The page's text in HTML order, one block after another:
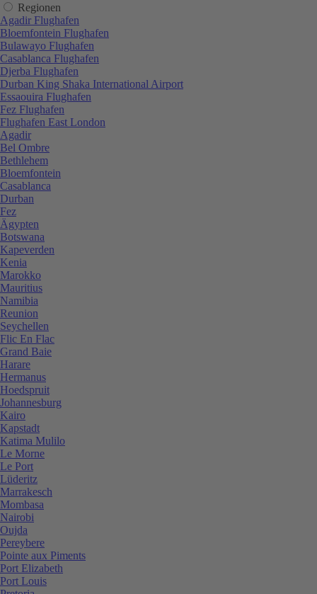
Regionen
Agadir Flughafen
Bloemfontein Flughafen
Bulawayo Flughafen
Casablanca Flughafen
Djerba Flughafen
Durban King Shaka International Airport
Essaouira Flughafen
Fez Flughafen
Flughafen East London
Agadir
Bel Ombre
Bethlehem
Bloemfontein
Casablanca
Durban
Fez
Ägypten
Botswana
Kapeverden
Kenia
Marokko
Mauritius
Namibia
Reunion
Seychellen
Flic En Flac
Grand Baie
Harare
Hermanus
Hoedspruit
Johannesburg
Kairo
Kapstadt
Katima Mulilo
Le Morne
Le Port
Lüderitz
Marrakesch
Mombasa
Nairobi
Oujda
Pereybere
Pointe aux Piments
Port Elizabeth
Port Louis